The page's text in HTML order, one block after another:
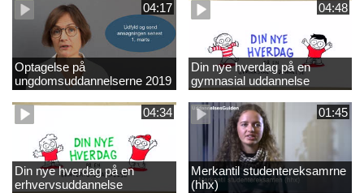
04:17
Optagelse på
ungdomsuddannelserne 2019
04:48
Din nye hverdag på en
gymnasial uddannelse
04:34
Din nye hverdag på en
erhvervsuddannelse
01:45
Merkantil studentereksamrne
(hhx)